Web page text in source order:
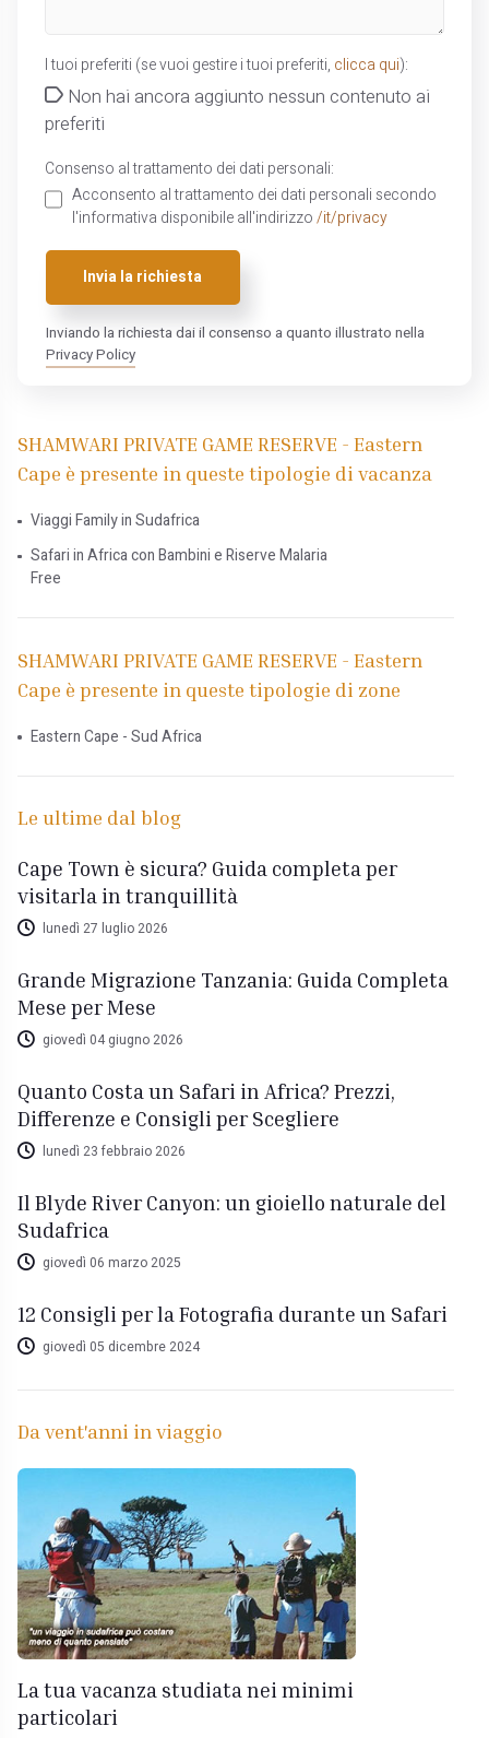
I tuoi preferiti (se vuoi gestire i tuoi preferiti, clicca qui):
Non hai ancora aggiunto nessun contenuto ai
preferiti
Consenso al trattamento dei dati personali:
Acconsento al trattamento dei dati personali secondo
l'informativa disponibile all'indirizzo /it/privacy
Invia la richiesta
Inviando la richiesta dai il consenso a quanto illustrato nella
Privacy Policy
SHAMWARI PRIVATE GAME RESERVE - Eastern
Cape è presente in queste tipologie di vacanza
Viaggi Family in Sudafrica
Safari in Africa con Bambini e Riserve Malaria
Free
SHAMWARI PRIVATE GAME RESERVE - Eastern
Cape è presente in queste tipologie di zone
Eastern Cape - Sud Africa
Le ultime dal blog
Cape Town è sicura? Guida completa per
visitarla in tranquillità
lunedì 27 luglio 2026
Grande Migrazione Tanzania: Guida Completa
Mese per Mese
giovedì 04 giugno 2026
Quanto Costa un Safari in Africa? Prezzi,
Differenze e Consigli per Scegliere
lunedì 23 febbraio 2026
Il Blyde River Canyon: un gioiello naturale del
Sudafrica
giovedì 06 marzo 2025
12 Consigli per la Fotografia durante un Safari
giovedì 05 dicembre 2024
Da vent'anni in viaggio
La tua vacanza studiata nei minimi
particolari